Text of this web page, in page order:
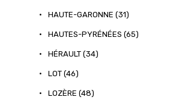
• HAUTE-GARONNE (31)
• HAUTES-PYRÉNÉES (65)
• HÉRAULT (34)
• LOT (46)
• LOZÈRE (48)